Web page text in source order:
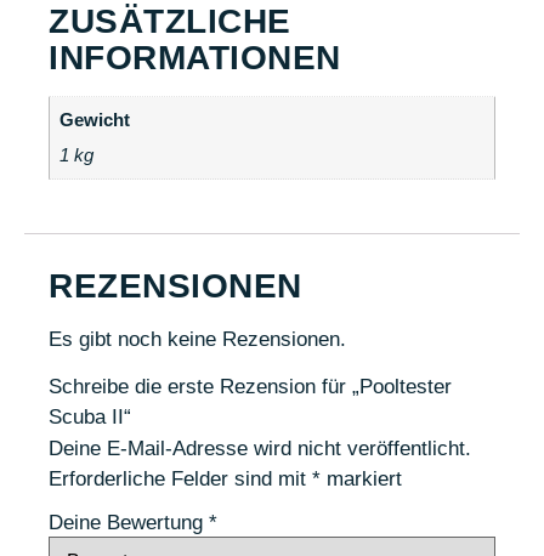
ZUSÄTZLICHE
INFORMATIONEN
Gewicht
1 kg
REZENSIONEN
Es gibt noch keine Rezensionen.
Schreibe die erste Rezension für „Pooltester
Scuba II“
Deine E-Mail-Adresse wird nicht veröffentlicht.
Erforderliche Felder sind mit * markiert
Deine Bewertung *